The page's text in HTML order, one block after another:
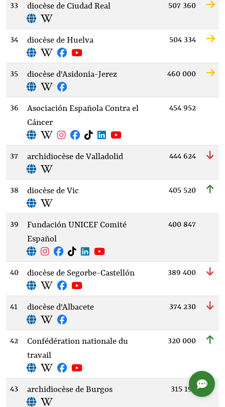
33 diocèse de Ciudad Real 507 360
34 diocèse de Huelva 504 334
35 diocèse d'Asidonia-Jerez 460 000
36
Asociación Española Contra el
Cáncer
454 952
37 archidiocèse de Valladolid 444 624
38 diocèse de Vic 405 520
39
Fundación UNICEF Comité
Español
400 847
40 diocèse de Segorbe-Castellón 389 400
41 diocèse d'Albacete 374 230
42
Confédération nationale du
travail
320 000
43 archidiocèse de Burgos 315 191